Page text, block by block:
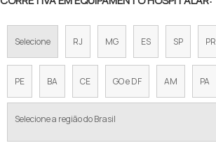
Selecione RJ MG ES SP PR
PE BA CE GO e DF AM PA
Selecione a região do Brasil